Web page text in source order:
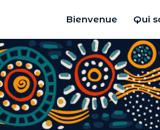
Bienvenue
Qui